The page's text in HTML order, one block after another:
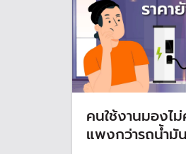
คนใช้งานมองไ
แพงกว่ารถน้ำมัน